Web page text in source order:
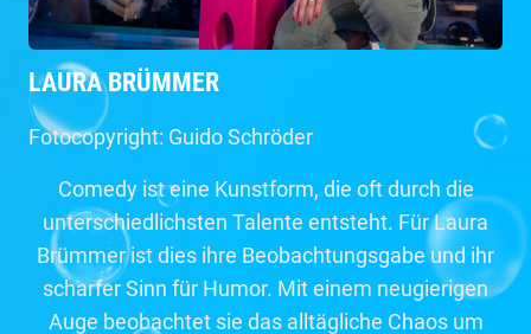
LAURA BRÜMMER
Fotocopyright: Guido Schröder
Comedy ist eine Kunstform, die oft durch die
unterschiedlichsten Talente entsteht. Für Laura
Brümmer ist dies ihre Beobachtungsgabe und ihr
scharfer Sinn für Humor. Mit einem neugierigen
Auge beobachtet sie das alltägliche Chaos um